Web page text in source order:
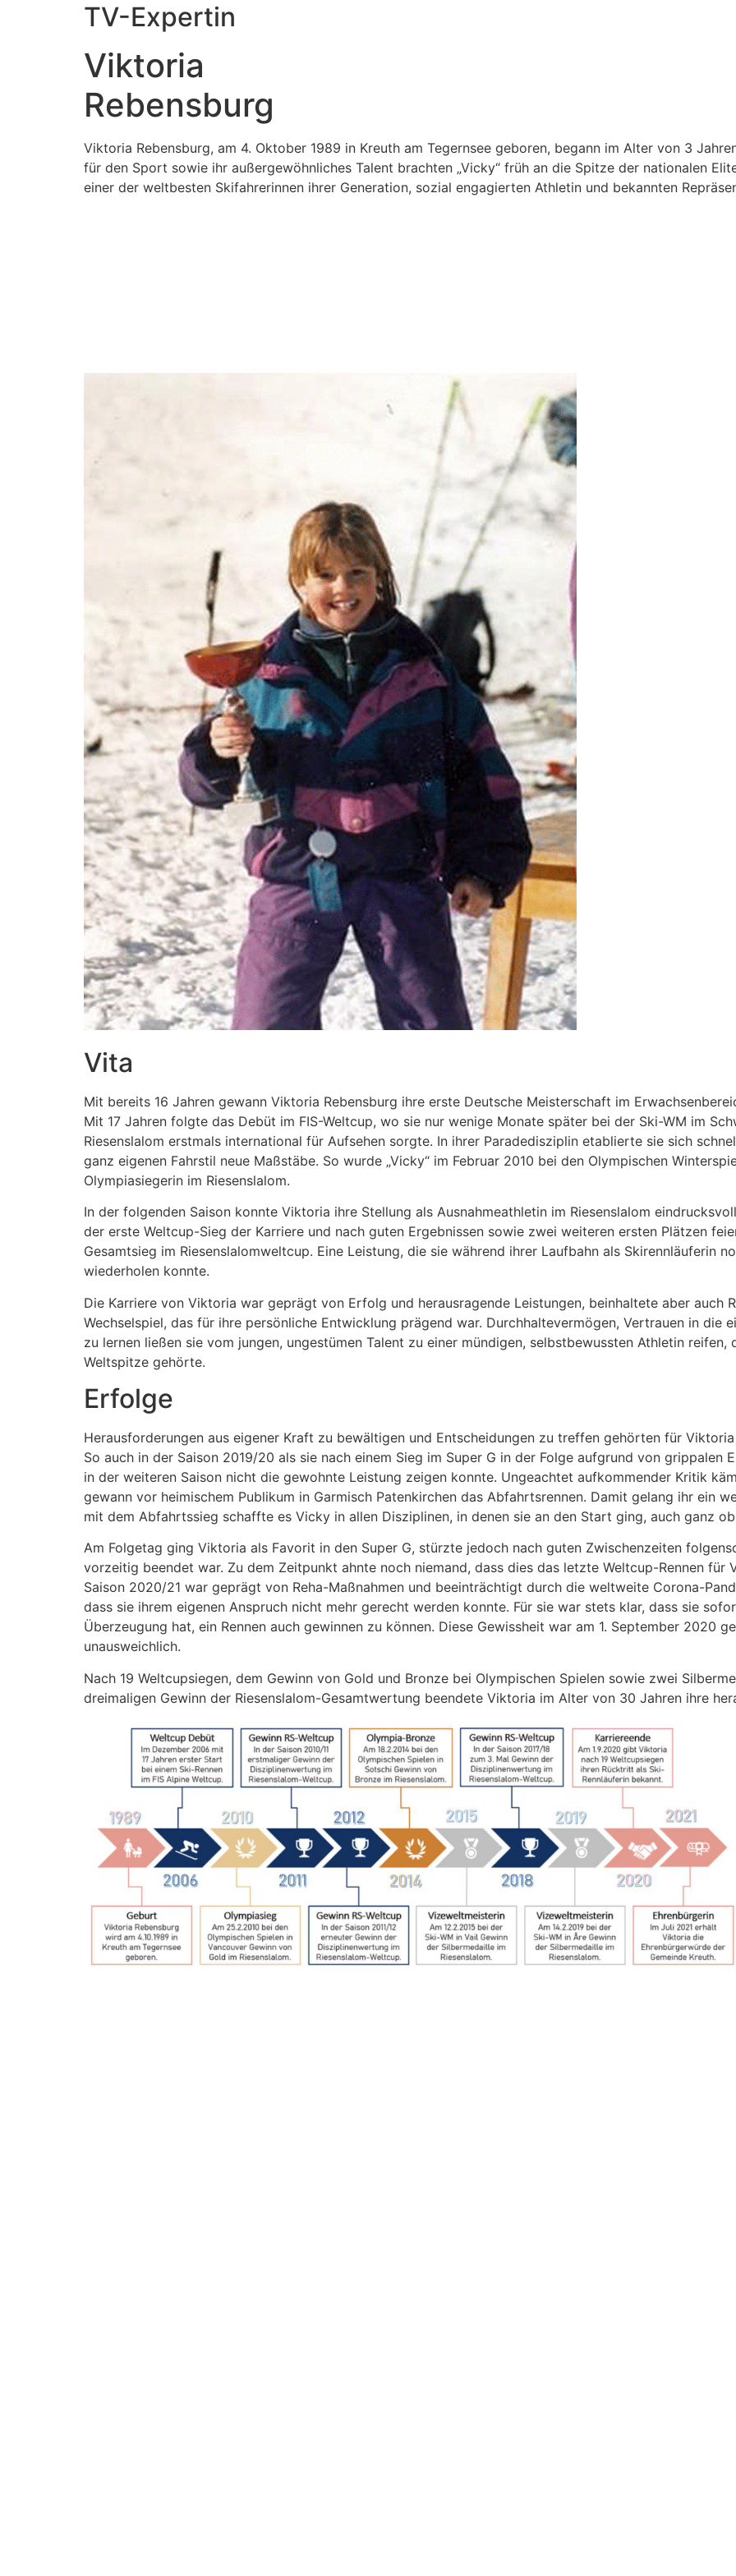
TV-Expertin
Viktoria
Rebensburg
Viktoria Rebensburg, am 4. Oktober 1989 in Kreuth am Tegernsee geboren, begann im Alter von 3
für den Sport sowie ihr außergewöhnliches Talent brachten „Vicky“ früh an die Spitze der nationalen
einer der weltbesten Skifahrerinnen ihrer Generation, sozial engagierten Athletin und bekannten
Vita
Mit bereits 16 Jahren gewann Viktoria Rebensburg ihre erste Deutsche Meisterschaft im
Mit 17 Jahren folgte das Debüt im FIS-Weltcup, wo sie nur wenige Monate später bei der Ski-WM im
Riesenslalom erstmals international für Aufsehen sorgte. In ihrer Paradedisziplin etablierte sie sich
ganz eigenen Fahrstil neue Maßstäbe. So wurde „Vicky“ im Februar 2010 bei den Olympischen
Olympiasiegerin im Riesenslalom.
In der folgenden Saison konnte Viktoria ihre Stellung als Ausnahmeathletin im Riesenslalom
der erste Weltcup-Sieg der Karriere und nach guten Ergebnissen sowie zwei weiteren ersten Plätzen
Gesamtsieg im Riesenslalomweltcup. Eine Leistung, die sie während ihrer Laufbahn als Skirennläuferin
wiederholen konnte.
Die Karriere von Viktoria war geprägt von Erfolg und herausragende Leistungen, beinhaltete aber auch
Wechselspiel, das für ihre persönliche Entwicklung prägend war. Durchhaltevermögen, Vertrauen in die
zu lernen ließen sie vom jungen, ungestümen Talent zu einer mündigen, selbstbewussten Athletin
Weltspitze gehörte.
Erfolge
Herausforderungen aus eigener Kraft zu bewältigen und Entscheidungen zu treffen gehörten für
So auch in der Saison 2019/20 als sie nach einem Sieg im Super G in der Folge aufgrund von grippalen
in der weiteren Saison nicht die gewohnte Leistung zeigen konnte. Ungeachtet aufkommender Kritik
gewann vor heimischem Publikum in Garmisch Patenkirchen das Abfahrtsrennen. Damit gelang ihr ein
mit dem Abfahrtssieg schaffte es Vicky in allen Disziplinen, in denen sie an den Start ging, auch ganz
Am Folgetag ging Viktoria als Favorit in den Super G, stürzte jedoch nach guten Zwischenzeiten
vorzeitig beendet war. Zu dem Zeitpunkt ahnte noch niemand, dass dies das letzte Weltcup-Rennen
Saison 2020/21 war geprägt von Reha-Maßnahmen und beeinträchtigt durch die weltweite Corona-
dass sie ihrem eigenen Anspruch nicht mehr gerecht werden konnte. Für sie war stets klar, dass sie
Überzeugung hat, ein Rennen auch gewinnen zu können. Diese Gewissheit war am 1. September 2020
unausweichlich.
Nach 19 Weltcupsiegen, dem Gewinn von Gold und Bronze bei Olympischen Spielen sowie zwei
dreimaligen Gewinn der Riesenslalom-Gesamtwertung beendete Viktoria im Alter von 30 Jahren ihre